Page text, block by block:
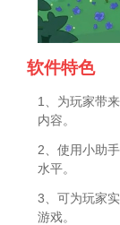
软件特色
1、为玩家带
内容。
2、使用小助
水平。
3、可为玩家
游戏。